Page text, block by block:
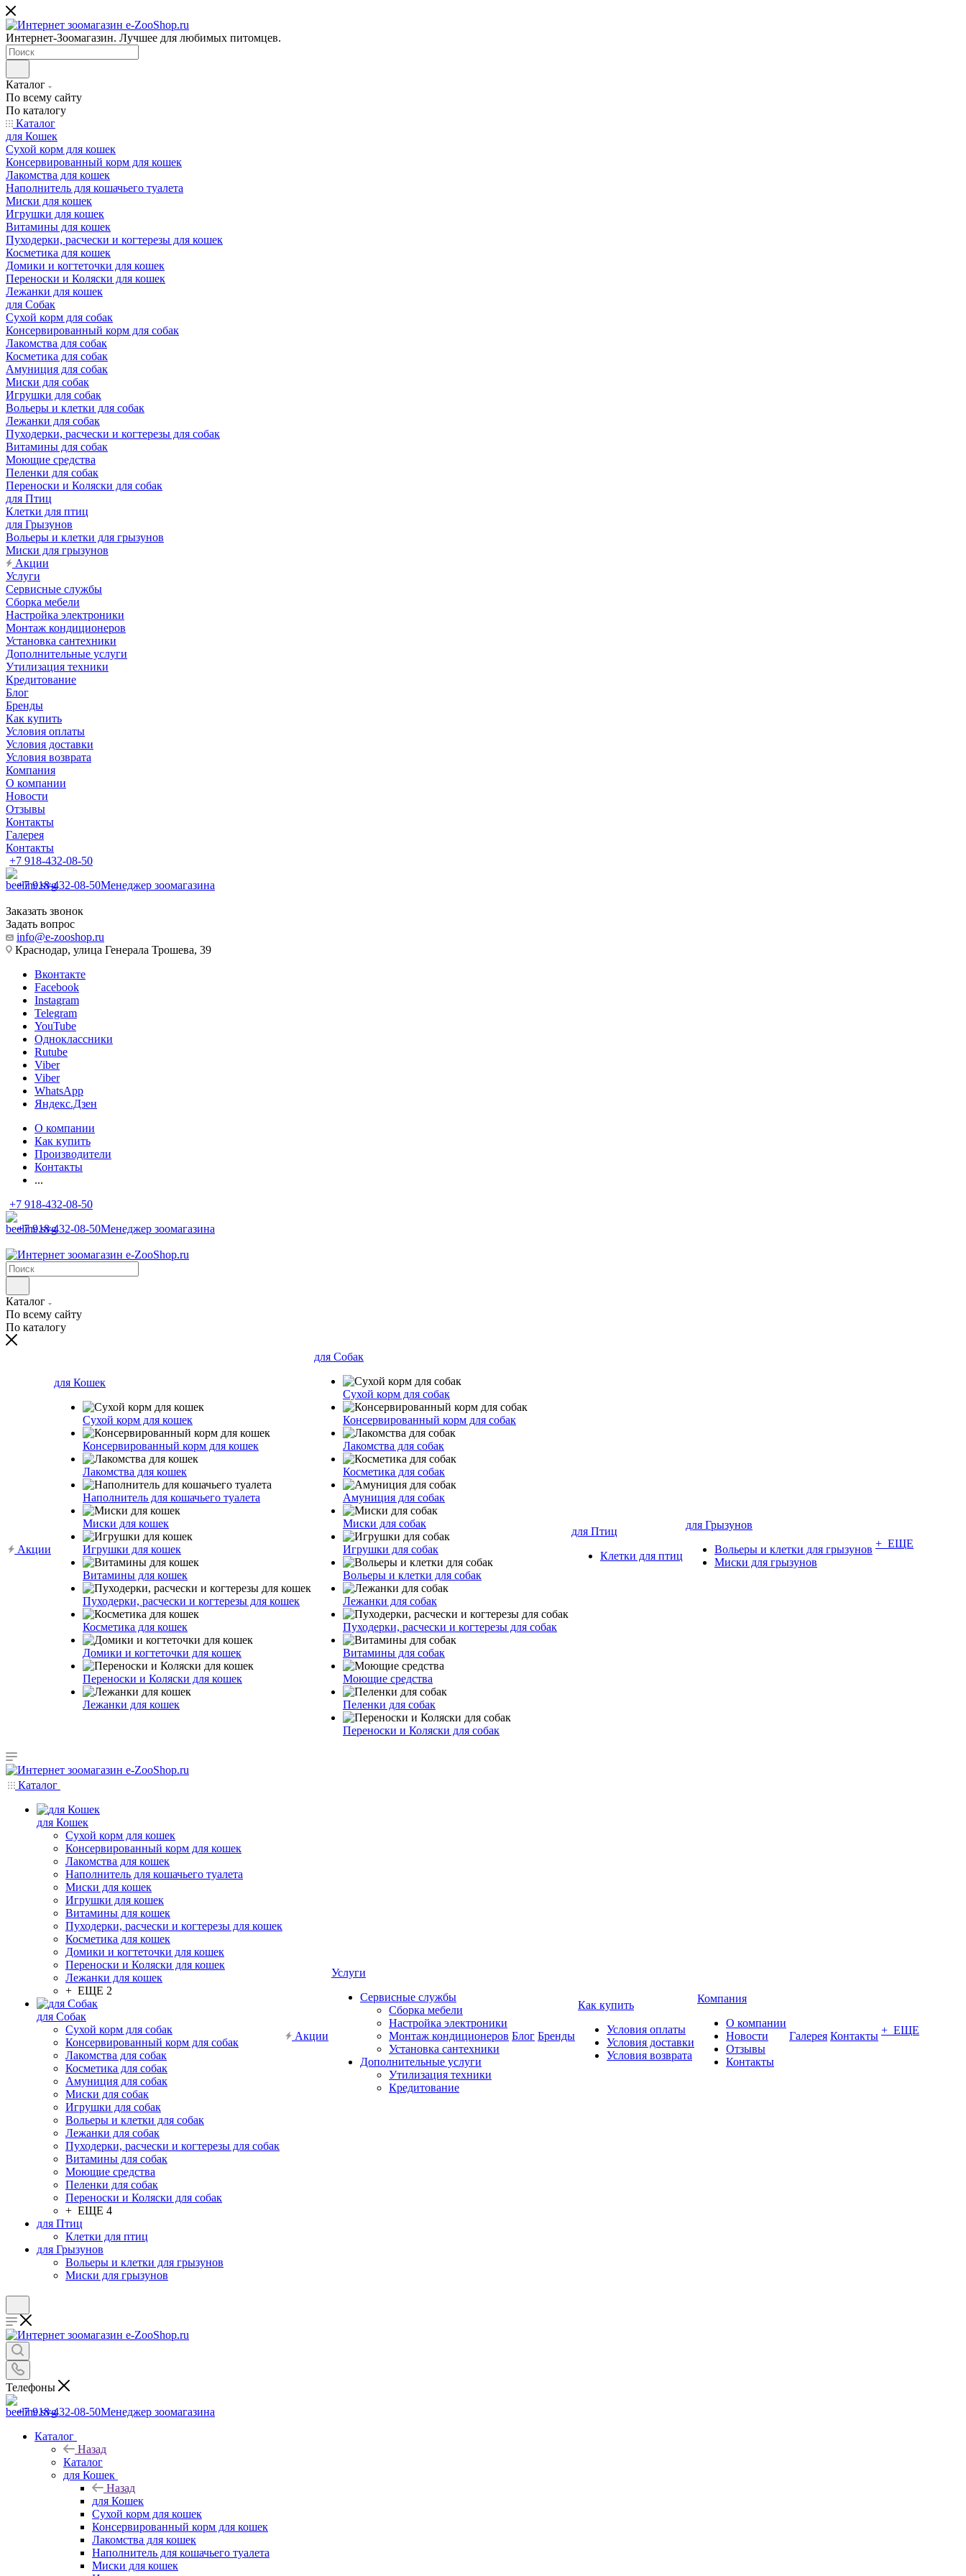
Интернет-Зоомагазин. Лучшее для любимых питомцев.
Каталог
По всему сайту
По каталогу
Каталог
для Кошек
Сухой корм для кошек
Консервированный корм для кошек
Лакомства для кошек
Наполнитель для кошачьего туалета
Миски для кошек
Игрушки для кошек
Витамины для кошек
Пуходерки, расчески и когтерезы для кошек
Косметика для кошек
Домики и когтеточки для кошек
Переноски и Коляски для кошек
Лежанки для кошек
для Собак
Сухой корм для собак
Консервированный корм для собак
Лакомства для собак
Косметика для собак
Амуниция для собак
Миски для собак
Игрушки для собак
Вольеры и клетки для собак
Лежанки для собак
Пуходерки, расчески и когтерезы для собак
Витамины для собак
Моющие средства
Пеленки для собак
Переноски и Коляски для собак
для Птиц
Клетки для птиц
для Грызунов
Вольеры и клетки для грызунов
Миски для грызунов
Акции
Услуги
Сервисные службы
Сборка мебели
Настройка электроники
Монтаж кондиционеров
Установка сантехники
Дополнительные услуги
Утилизация техники
Кредитование
Блог
Бренды
Как купить
Условия оплаты
Условия доставки
Условия возврата
Компания
О компании
Новости
Отзывы
Контакты
Галерея
Контакты
+7 918-432-08-50
+7 918-432-08-50Менеджер зоомагазина
Заказать звонок
Задать вопрос
info@e-zooshop.ru
Краснодар, улица Генерала Трошева, 39
Вконтакте
Facebook
Instagram
Telegram
YouTube
Одноклассники
Rutube
Viber
Viber
WhatsApp
Яндекс.Дзен
О компании
Как купить
Производители
Контакты
...
+7 918-432-08-50
+7 918-432-08-50Менеджер зоомагазина
Каталог
По всему сайту
По каталогу
Акции
для Кошек
Сухой корм для кошек
Консервированный корм для кошек
Лакомства для кошек
Наполнитель для кошачьего туалета
Миски для кошек
Игрушки для кошек
Витамины для кошек
Пуходерки, расчески и когтерезы для кошек
Косметика для кошек
Домики и когтеточки для кошек
Переноски и Коляски для кошек
Лежанки для кошек
для Собак
Сухой корм для собак
Консервированный корм для собак
Лакомства для собак
Косметика для собак
Амуниция для собак
Миски для собак
Игрушки для собак
Вольеры и клетки для собак
Лежанки для собак
Пуходерки, расчески и когтерезы для собак
Витамины для собак
Моющие средства
Пеленки для собак
Переноски и Коляски для собак
для Птиц
Клетки для птиц
для Грызунов
Вольеры и клетки для грызунов
Миски для грызунов
+ ЕЩЕ
Каталог
для Кошек
Сухой корм для кошек
Консервированный корм для кошек
Лакомства для кошек
Наполнитель для кошачьего туалета
Миски для кошек
Игрушки для кошек
Витамины для кошек
Пуходерки, расчески и когтерезы для кошек
Косметика для кошек
Домики и когтеточки для кошек
Переноски и Коляски для кошек
Лежанки для кошек
+ ЕЩЕ 2
для Собак
Сухой корм для собак
Консервированный корм для собак
Лакомства для собак
Косметика для собак
Амуниция для собак
Миски для собак
Игрушки для собак
Вольеры и клетки для собак
Лежанки для собак
Пуходерки, расчески и когтерезы для собак
Витамины для собак
Моющие средства
Пеленки для собак
Переноски и Коляски для собак
+ ЕЩЕ 4
для Птиц
Клетки для птиц
для Грызунов
Вольеры и клетки для грызунов
Миски для грызунов
Акции
Услуги
Сервисные службы
Сборка мебели
Настройка электроники
Монтаж кондиционеров
Установка сантехники
Дополнительные услуги
Утилизация техники
Кредитование
Блог Бренды
Как купить
Условия оплаты
Условия доставки
Условия возврата
Компания
О компании
Новости
Отзывы
Контакты
Галерея Контакты + ЕЩЕ
Телефоны
+7 918-432-08-50Менеджер зоомагазина
Каталог
Назад
Каталог
для Кошек
Назад
для Кошек
Сухой корм для кошек
Консервированный корм для кошек
Лакомства для кошек
Наполнитель для кошачьего туалета
Миски для кошек